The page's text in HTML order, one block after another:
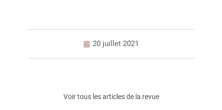
20 juillet 2021
Voir tous les articles de la revue